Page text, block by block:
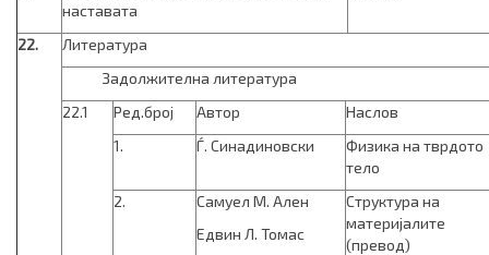
наставата
22.
Литература
Задолжителна литература
22.1
Ред.број Автор
Наслов
1.
Ѓ. Синадиновски
Физика на тврдото
тело
2.
Самуел М. Ален
Едвин Л. Томас
Структура на
материјалите
(превод)